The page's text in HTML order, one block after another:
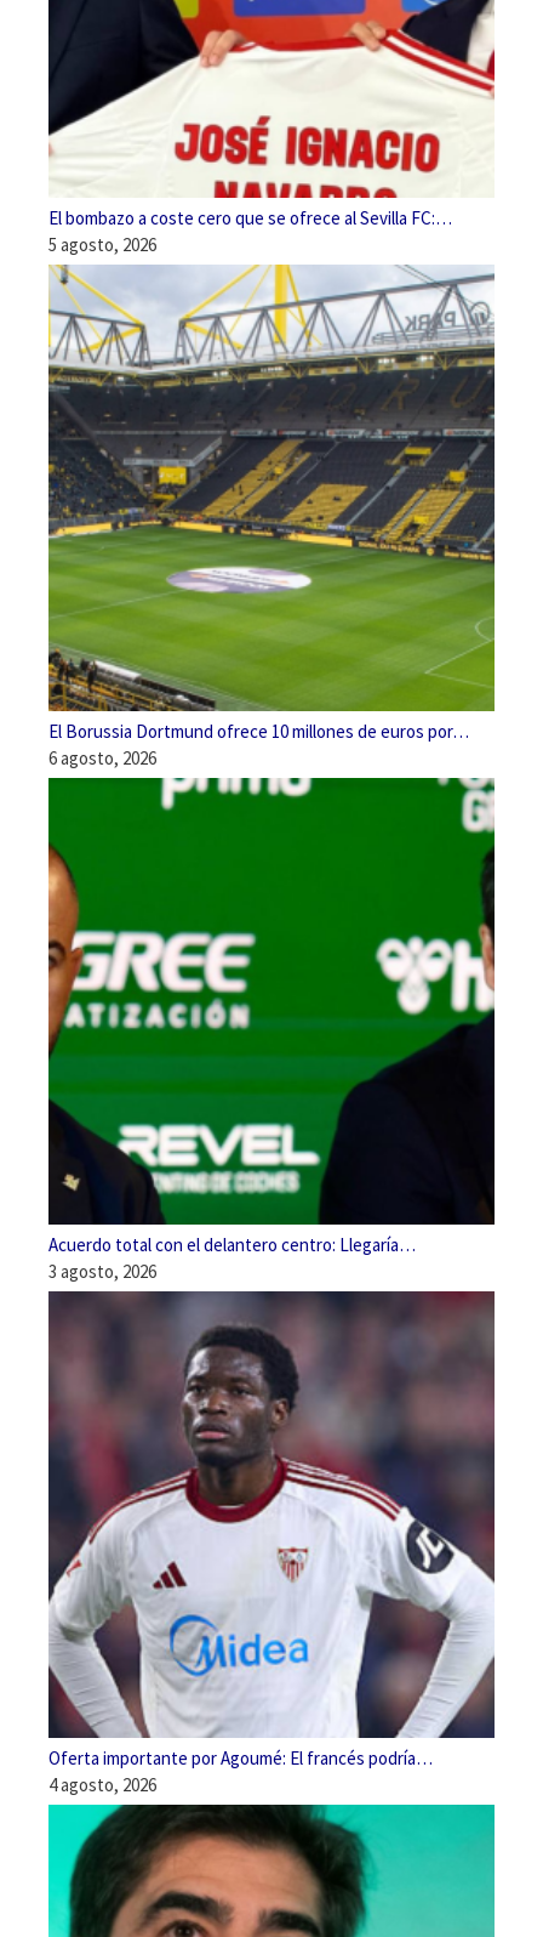
El bombazo a coste cero que se ofrece al Sevilla FC:…
5 agosto, 2026
El Borussia Dortmund ofrece 10 millones de euros por…
6 agosto, 2026
Acuerdo total con el delantero centro: Llegaría…
3 agosto, 2026
Oferta importante por Agoumé: El francés podría…
4 agosto, 2026